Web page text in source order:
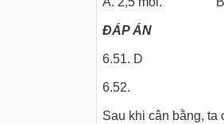
ĐÁP ÁN
6.51. D
6.52.
Sau khi cân bằng, ta